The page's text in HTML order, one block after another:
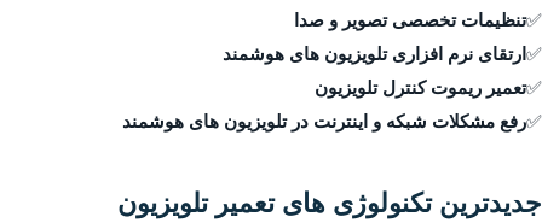
✅تنظیمات تخصصی تصویر و صدا
✅ارتقای نرم افزاری تلویزیون های هوشمند
✅تعمیر ریموت کنترل تلویزیون
✅رفع مشکلات شبکه و اینترنت در تلویزیون های هوشمند
جدیدترین تکنولوژی های تعمیر تلویزیون